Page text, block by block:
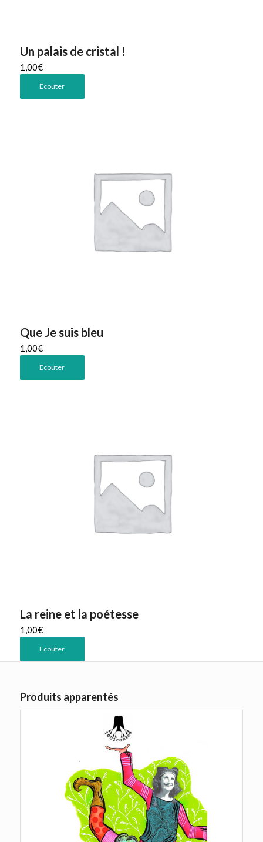
Un palais de cristal !
1,00€
Ecouter
Que Je suis bleu
1,00€
Ecouter
La reine et la poétesse
1,00€
Ecouter
Produits apparentés